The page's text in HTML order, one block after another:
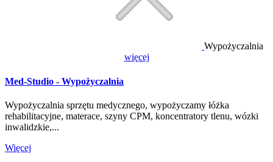
Wypożyczalnia
więcej
Med-Studio - Wypożyczalnia
Wypożyczalnia sprzętu medycznego, wypożyczamy łóżka
rehabilitacyjne, materace, szyny CPM, koncentratory tlenu, wózki
inwalidzkie,...
Więcej